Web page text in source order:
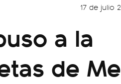
17 de julio
a la
de